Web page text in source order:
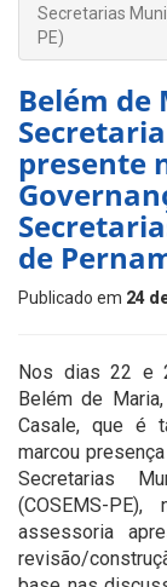
Secretarias
PE)
Belém de
presente
de
Publicado em 24
Nos dias 22 e
Belém de
Casale, que é
marcou
Secretarias
(COSEMS-
assessoria
revisão/